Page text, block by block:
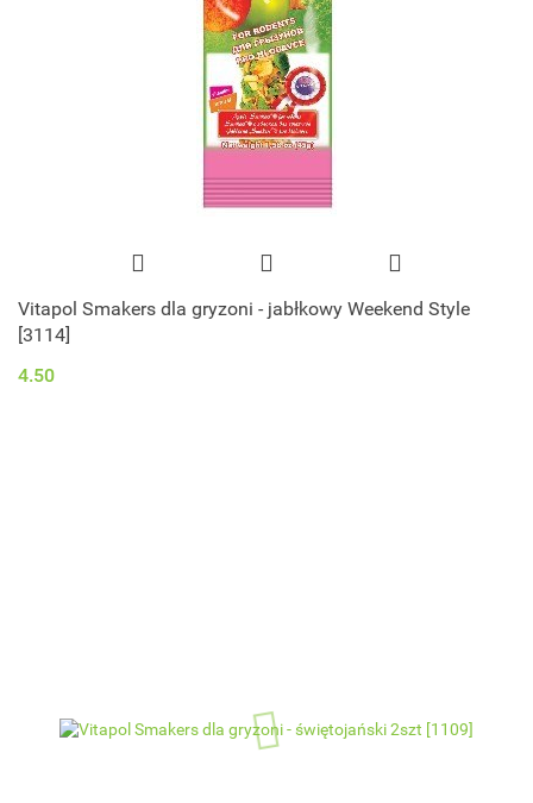
Vitapol Smakers dla gryzoni - jabłkowy Weekend Style
[3114]
4.50